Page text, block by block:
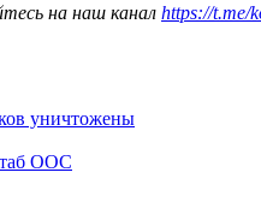
на наш канал https://t.me/
уничтожены
ООС